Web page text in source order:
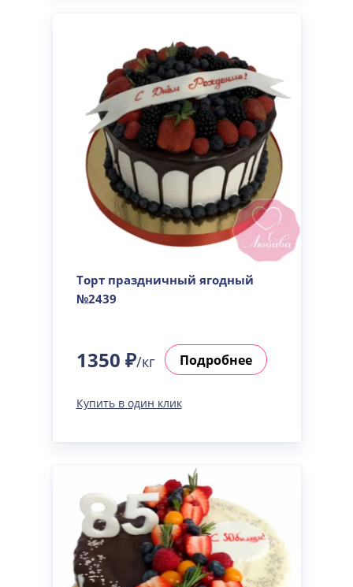
Торт праздничный ягодный
№2439
1350 ₽/кг Подробнее
Купить в один клик